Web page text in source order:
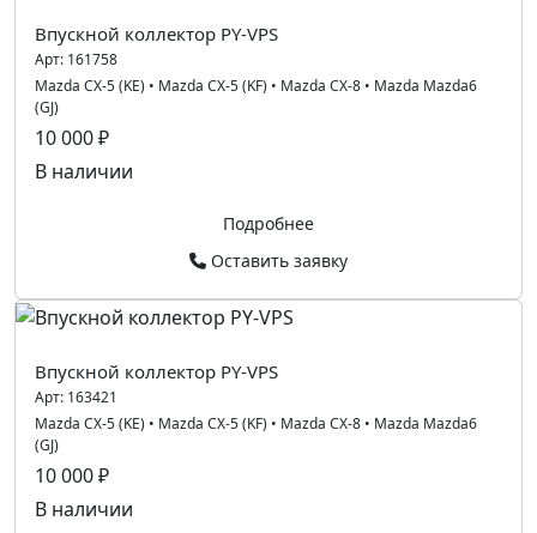
Впускной коллектор PY-VPS
Арт: 161758
Mazda CX-5 (KE) • Mazda CX-5 (KF) • Mazda CX-8 • Mazda Mazda6
(GJ)
10 000 ₽
В наличии
Подробнее
Оставить заявку
Впускной коллектор PY-VPS
Арт: 163421
Mazda CX-5 (KE) • Mazda CX-5 (KF) • Mazda CX-8 • Mazda Mazda6
(GJ)
10 000 ₽
В наличии